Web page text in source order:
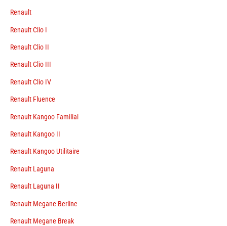
Renault
Renault Clio I
Renault Clio II
Renault Clio III
Renault Clio IV
Renault Fluence
Renault Kangoo Familial
Renault Kangoo II
Renault Kangoo Utilitaire
Renault Laguna
Renault Laguna II
Renault Megane Berline
Renault Megane Break